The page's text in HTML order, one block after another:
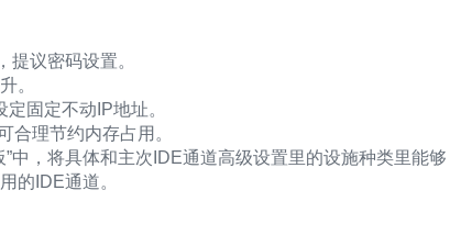
提议密码设置。
。
固定不动IP地址。
合理节约内存占用。
”中，将具体和主次IDE通道高级设置里的设施种类里能够
的IDE通道。